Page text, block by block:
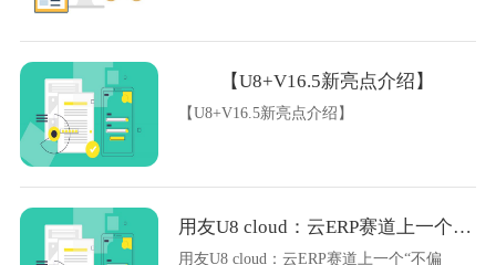
【U8+V16.5新亮点介绍】
【U8+V16.5新亮点介绍】
用友U8 cloud：云ERP赛道上一个“不偏科”的成熟选手
用友U8 cloud：云ERP赛道上一个“不偏